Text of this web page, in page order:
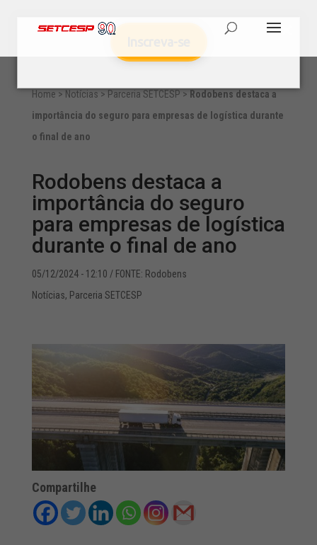
Home > Notícias > Parceria SETCESP > Rodobens destaca a
importância do seguro para empresas de logística durante
o final de ano
Rodobens destaca a
importância do seguro
para empresas de logística
durante o final de ano
05/12/2024 - 12:10 / FONTE: Rodobens
Notícias, Parceria SETCESP
Compartilhe